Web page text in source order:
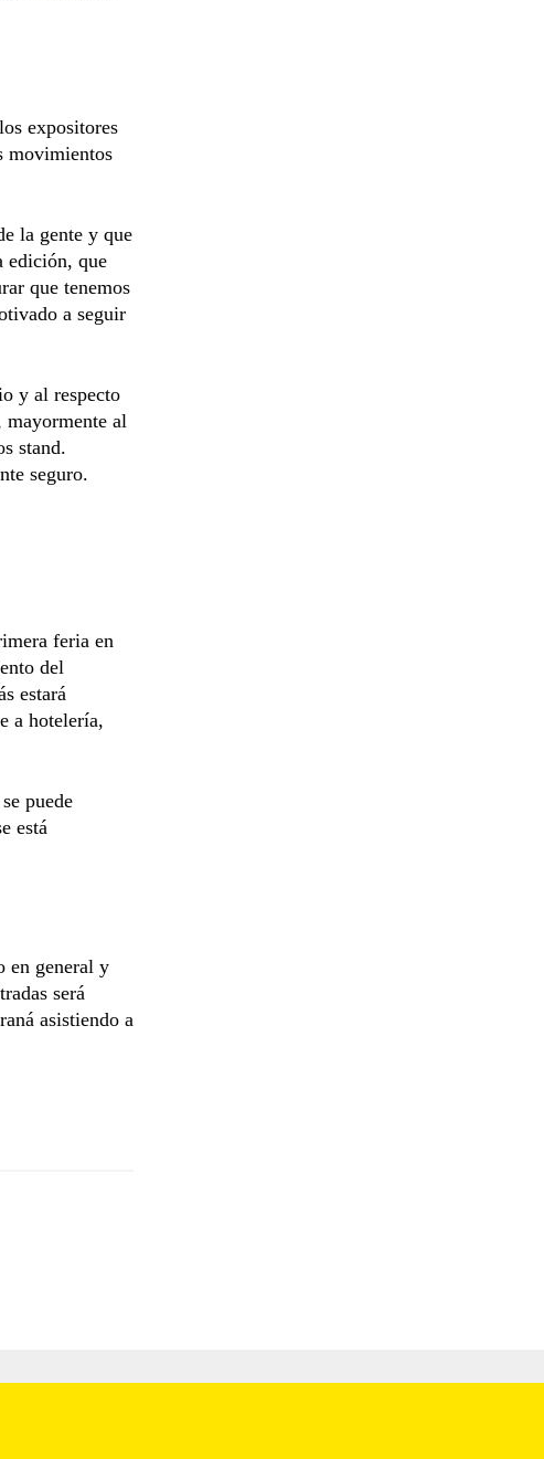
expositores
movimientos
la gente y que
edición, que
que tenemos
a seguir
y al respecto
mayormente al
stand.
seguro.
feria en
del
estará
a hotelería,
puede
está
en general y
será
asistiendo a